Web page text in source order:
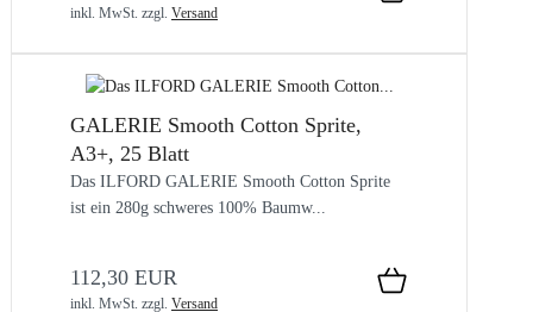
inkl. MwSt. zzgl. Versand
GALERIE Smooth Cotton Sprite,
A3+, 25 Blatt
Das ILFORD GALERIE Smooth Cotton Sprite
ist ein 280g schweres 100% Baumw...
112,30 EUR
inkl. MwSt. zzgl. Versand